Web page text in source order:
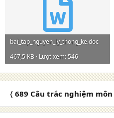
bai_tap_nguyen_ly_thong_ke.doc
467,5 KB · Lượt xem: 546
〈 689 Câu trắc nghiệm